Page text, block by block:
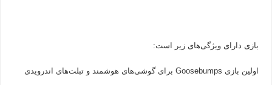
بازی دارای ویژگی‌های زیر است:
اولین بازی Goosebumps برای گوشی‌های هوشمند و تبلت‌های اندرویدی